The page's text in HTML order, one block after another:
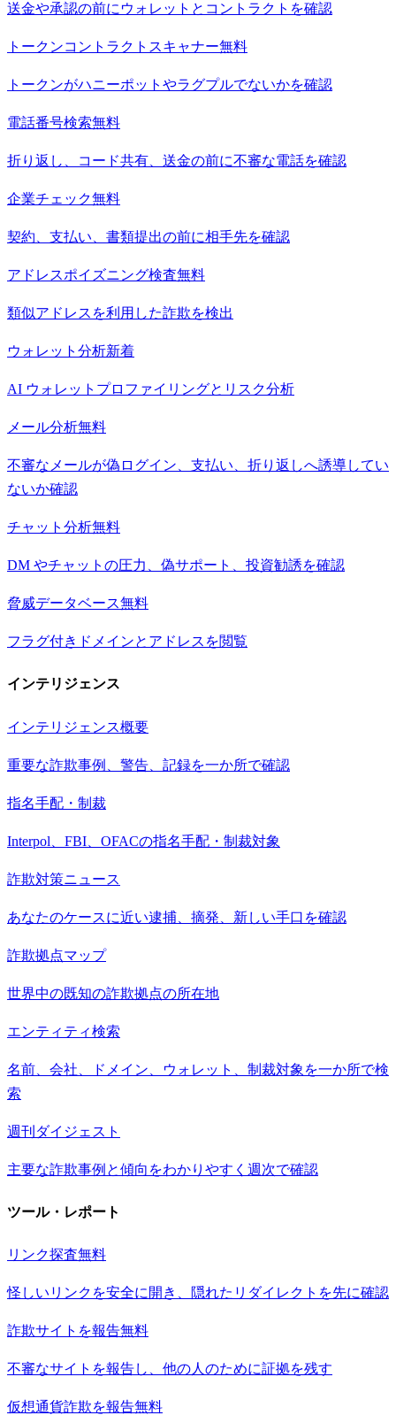
送金や承認の前にウォレットとコントラクトを確認
トークンコントラクトスキャナー無料
トークンがハニーポットやラグプルでないかを確認
電話番号検索無料
折り返し、コード共有、送金の前に不審な電話を確認
企業チェック無料
契約、支払い、書類提出の前に相手先を確認
アドレスポイズニング検査無料
類似アドレスを利用した詐欺を検出
ウォレット分析新着
AI ウォレットプロファイリングとリスク分析
メール分析無料
不審なメールが偽ログイン、支払い、折り返しへ誘導してい
ないか確認
チャット分析無料
DM やチャットの圧力、偽サポート、投資勧誘を確認
脅威データベース無料
フラグ付きドメインとアドレスを閲覧
インテリジェンス
インテリジェンス概要
重要な詐欺事例、警告、記録を一か所で確認
指名手配・制裁
Interpol、FBI、OFACの指名手配・制裁対象
詐欺対策ニュース
あなたのケースに近い逮捕、摘発、新しい手口を確認
詐欺拠点マップ
世界中の既知の詐欺拠点の所在地
エンティティ検索
名前、会社、ドメイン、ウォレット、制裁対象を一か所で検
索
週刊ダイジェスト
主要な詐欺事例と傾向をわかりやすく週次で確認
ツール・レポート
リンク探査無料
怪しいリンクを安全に開き、隠れたリダイレクトを先に確認
詐欺サイトを報告無料
不審なサイトを報告し、他の人のために証拠を残す
仮想通貨詐欺を報告無料